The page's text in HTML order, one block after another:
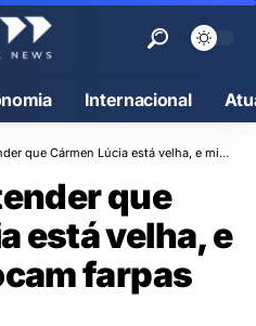
Internacional
Lúcia está velha, e ministros trocam farpas no STF
que
está velha, e
farpas